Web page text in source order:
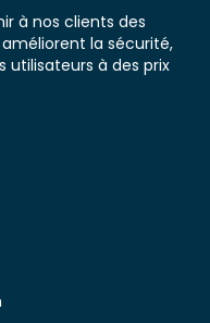
à nos clients des
la sécurité,
à des prix